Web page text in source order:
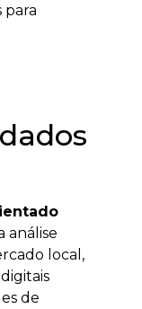
para
análise
local,
de